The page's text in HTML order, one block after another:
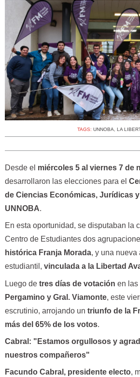
TAGS: UNNOBA, LA
Desde el miércoles 5 al viernes 7 de
desarrollaron las elecciones para el
de Ciencias Económicas, Jurídicas
UNNOBA.
En esta oportunidad, se disputaban la
Centro de Estudiantes dos
histórica Franja Morada, y una nueva
estudiantil, vinculada a la Libertad
Luego de tres días de votación en las
Pergamino y Gral. Viamonte, este
escrutinio, arrojando un triunfo de la
más del 65% de los votos.
Cabral: "Estamos orgullosos y
nuestros compañeros"
Facundo Cabral, presidente electo,